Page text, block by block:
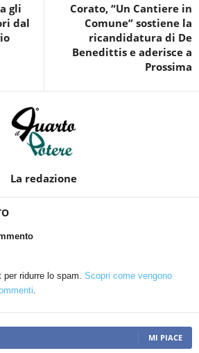
gli
dal
Corato, “Un Cantiere in
Comune” sostiene la
ricandidatura di De
Benedittis e aderisce a
Prossima
La redazione
ridurre lo spam. Scopri come vengono
MI PIACE